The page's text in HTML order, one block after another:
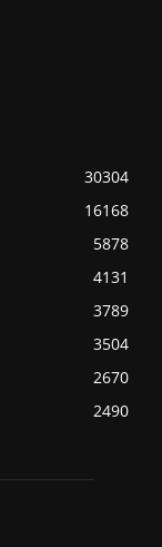
30304
16168
5878
4131
3789
3504
2670
2490